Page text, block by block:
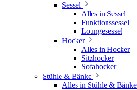
Sessel
Alles in Sessel
Funktionssessel
Loungesessel
Hocker
Alles in Hocker
Sitzhocker
Sofahocker
Stühle & Bänke
Alles in Stühle & Bänke